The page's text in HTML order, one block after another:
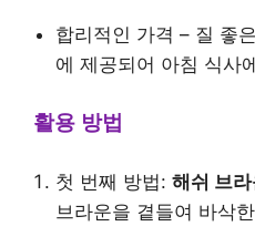
합리적인 가격 – 질 좋
에 제공되어 아침 식사
활용 방법
첫 번째 방법: 해쉬 브
브라운을 곁들여 바삭